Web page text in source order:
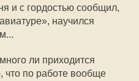
и с гордостью сообщил,
научился
ли приходится
что по работе вообще